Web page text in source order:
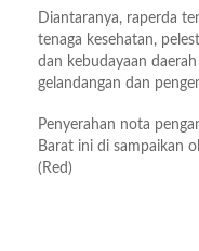
Diantaranya, raperda
tenaga kesehatan,
dan kebudayaan
gelandangan dan
Penyerahan nota
Barat ini di sampaikan
(Red)